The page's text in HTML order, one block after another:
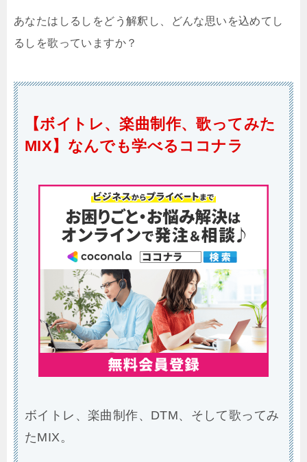
あなたはしるしをどう解釈し、どんな思いを込めてし
るしを歌っていますか？
【ボイトレ、楽曲制作、歌ってみた
MIX】なんでも学べるココナラ
ボイトレ、楽曲制作、DTM、そして歌ってみ
たMIX。